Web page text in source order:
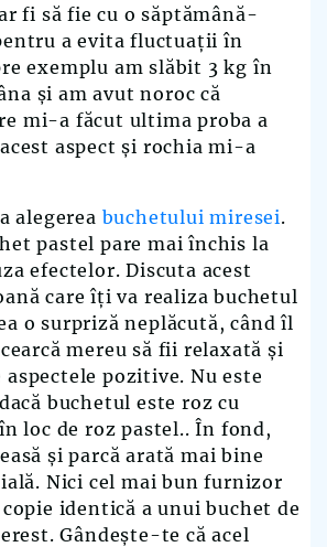
fi să fie cu o săptămână-
a evita fluctuații în
exemplu am slăbit 3 kg în
și am avut noroc că
mi-a făcut ultima proba a
aspect și rochia mi-a
alegerea buchetului miresei.
pastel pare mai închis la
efectelor. Discuta acest
care îți va realiza buchetul
o surpriză neplăcută, când îl
mereu să fii relaxată și
pozitive. Nu este
buchetul este roz cu
loc de roz pastel..În fond,
și parcă arată mai bine
Nici cel mai bun furnizor
identică a unui buchet de
Gândește-te că acel